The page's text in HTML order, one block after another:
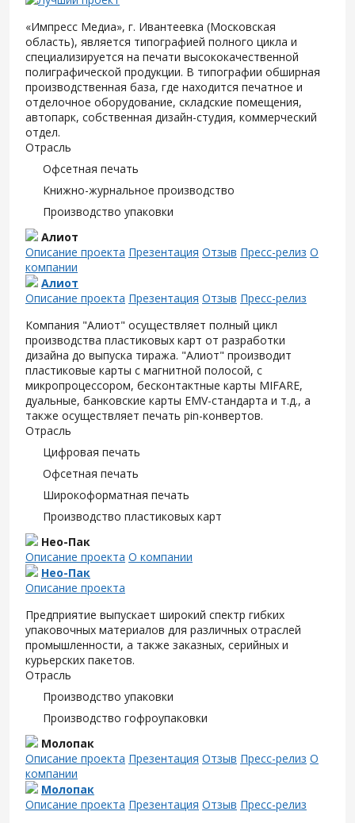
«Импресс Медиа», г. Ивантеевка (Московская
область), является типографией полного цикла и
специализируется на печати высококачественной
полиграфической продукции. В типографии обширная
производственная база, где находится печатное и
отделочное оборудование, складские помещения,
автопарк, собственная дизайн-студия, коммерческий
отдел.
Отрасль
Офсетная печать
Книжно-журнальное производство
Производство упаковки
Алиот
Описание проекта Презентация Отзыв Пресс-релиз О
компании
Алиот
Описание проекта Презентация Отзыв Пресс-релиз
Компания "Алиот" осуществляет полный цикл
производства пластиковых карт от разработки
дизайна до выпуска тиража. "Алиот" производит
пластиковые карты с магнитной полосой, с
микропроцессором, бесконтактные карты MIFARE,
дуальные, банковские карты EMV-стандарта и т.д., а
также осуществляет печать pin-конвертов.
Отрасль
Цифровая печать
Офсетная печать
Широкоформатная печать
Производство пластиковых карт
Нео-Пак
Описание проекта О компании
Нео-Пак
Описание проекта
Предприятие выпускает широкий спектр гибких
упаковочных материалов для различных отраслей
промышленности, а также заказных, серийных и
курьерских пакетов.
Отрасль
Производство упаковки
Производство гофроупаковки
Молопак
Описание проекта Презентация Отзыв Пресс-релиз О
компании
Молопак
Описание проекта Презентация Отзыв Пресс-релиз